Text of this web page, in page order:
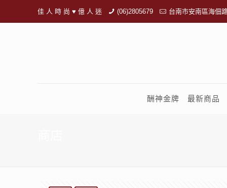
佳 人 時 尚 ♥ 億 人 迷 (06)2805679 台南市安南區海佃
酬神金牌 最新商品